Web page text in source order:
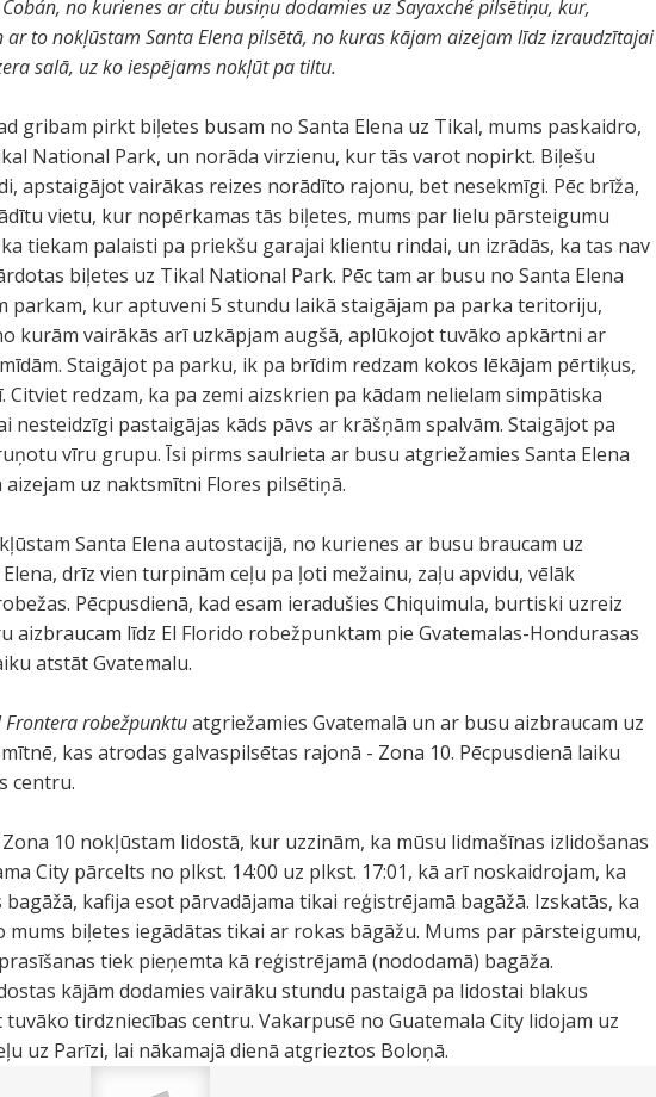
Cobán, no kurienes ar citu busiņu dodamies uz Sayaxché pilsētiņu, kur,
to nokļūstam Santa Elena pilsētā, no kuras kājam aizejam līdz izraudzītajai
salā, uz ko iespējams nokļūt pa tiltu.
gribam pirkt biļetes busam no Santa Elena uz Tikal, mums paskaidro,
National Park, un norāda virzienu, kur tās varot nopirkt. Biļešu
apstaigājot vairākas reizes norādīto rajonu, bet nesekmīgi. Pēc brīža,
vietu, kur nopērkamas tās biļetes, mums par lielu pārsteigumu
tiekam palaisti pa priekšu garajai klientu rindai, un izrādās, ka tas nav
biļetes uz Tikal National Park. Pēc tam ar busu no Santa Elena
parkam, kur aptuveni 5 stundu laikā staigājam pa parka teritoriju,
kurām vairākās arī uzkāpjam augšā, aplūkojot tuvāko apkārtni ar
Staigājot pa parku, ik pa brīdim redzam kokos lēkājam pērtiķus,
redzam, ka pa zemi aizskrien pa kādam nelielam simpātiska
nesteidzīgi pastaigājas kāds pāvs ar krāšņām spalvām. Staigājot pa
vīru grupu. Īsi pirms saulrieta ar busu atgriežamies Santa Elena
uz naktsmītni Flores pilsētiņā.
Santa Elena autostacijā, no kurienes ar busu braucam uz
drīz vien turpinām ceļu pa ļoti mežainu, zaļu apvidu, vēlāk
Pēcpusdienā, kad esam ieradušies Chiquimula, burtiski uzreiz
aizbraucam līdz El Florido robežpunktam pie Gvatemalas-Hondurasas
atstāt Gvatemalu.
Frontera robežpunktuatgriežamies Gvatemalā un ar busu aizbraucam uz
kas atrodas galvaspilsētas rajonā - Zona 10. Pēcpusdienā laiku
centru.
10 nokļūstam lidostā, kur uzzinām, ka mūsu lidmašīnas izlidošanas
City pārcelts no plkst. 14:00 uz plkst. 17:01, kā arī noskaidrojam, ka
kafija esot pārvadājama tikai reģistrējamā bagāžā. Izskatās, ka
biļetes iegādātas tikai ar rokas bāgāžu. Mums par pārsteigumu,
tiek pieņemta kā reģistrējamā (nododamā) bagāža.
kājām dodamies vairāku stundu pastaigā pa lidostai blakus
tirdzniecības centru. Vakarpusē no Guatemala City lidojam uz
uz Parīzi, lai nākamajā dienā atgrieztos Boloņā.